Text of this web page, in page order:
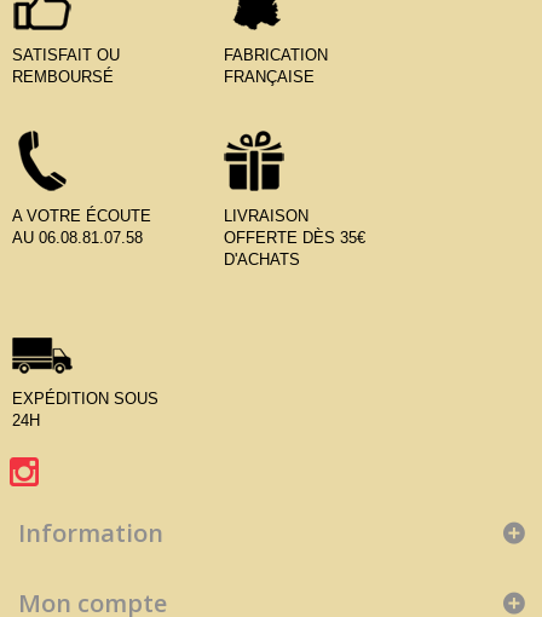
SATISFAIT OU
REMBOURSÉ
FABRICATION
FRANÇAISE
A VOTRE ÉCOUTE
AU 06.08.81.07.58
LIVRAISON
OFFERTE DÈS 35€
D'ACHATS
EXPÉDITION SOUS
24H
Information
Mon compte